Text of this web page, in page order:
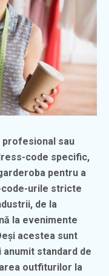
profesional sau
code specific,
pentru a
urile stricte
de la
la evenimente
acestea sunt
standard de
outfiturilor la